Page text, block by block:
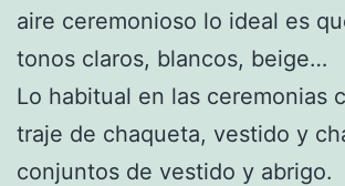
aire ceremonioso lo ideal es
tonos claros, blancos, beige…
Lo habitual en las ceremonias
traje de chaqueta, vestido y
conjuntos de vestido y abrigo.